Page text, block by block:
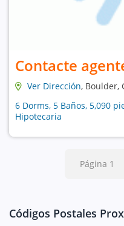
Contacte
Ver Dirección, Boulder,
6 Dorms, 5 Baños, 5,090
Hipotecaria
Página 1
Códigos Postales